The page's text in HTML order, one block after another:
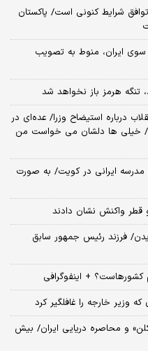
شرایط کنونی است/ پاکستان
سوی ایران، منوط به تصویب
تنگه هرمز باز نخواهد شد
درباره استیضاح وزرا/ عده‌ای در
خیلی ها دلشان می خواست من
ایرانی در کویت/ به صورت
قطر واکنش نشان دادند
فرزند رئیس جمهور سابق
کشورهاست؟ + اینفوگرافی
وزیر خارجه را غافلگیر کرد
و محاصره دریایی ایران/ بیش